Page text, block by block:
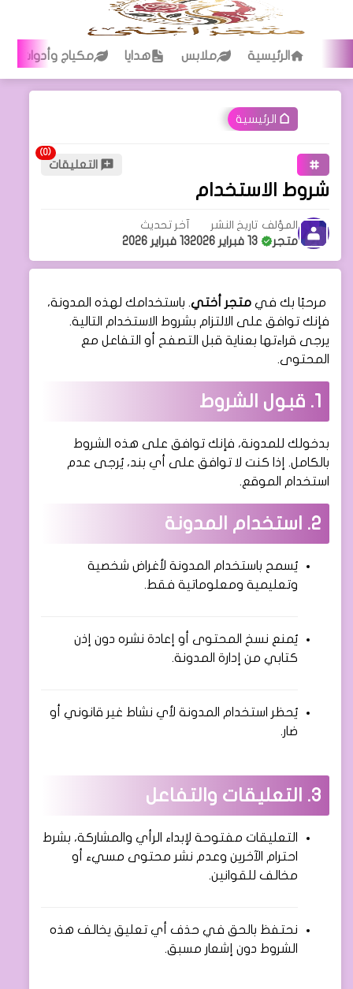
الرئيسية ملابس هدايا مكياج وأدوات
الرئيسية
التعليقات
شروط الاستخدام
المؤلف
متجر
تاريخ النشر
13 فبراير 2026
آخر تحديث
13 فبراير 2026
مرحبًا بك في متجر أختي. باستخدامك لهذه المدونة،
فإنك توافق على الالتزام بشروط الاستخدام التالية.
يرجى قراءتها بعناية قبل التصفح أو التفاعل مع
المحتوى.
1. قبول الشروط
بدخولك للمدونة، فإنك توافق على هذه الشروط
بالكامل. إذا كنت لا توافق على أي بند، يُرجى عدم
استخدام الموقع.
2. استخدام المدونة
يُسمح باستخدام المدونة لأغراض شخصية
وتعليمية ومعلوماتية فقط.
يُمنع نسخ المحتوى أو إعادة نشره دون إذن
كتابي من إدارة المدونة.
يُحظر استخدام المدونة لأي نشاط غير قانوني أو
ضار.
3. التعليقات والتفاعل
التعليقات مفتوحة لإبداء الرأي والمشاركة، بشرط
احترام الآخرين وعدم نشر محتوى مسيء أو
مخالف للقوانين.
نحتفظ بالحق في حذف أي تعليق يخالف هذه
الشروط دون إشعار مسبق.